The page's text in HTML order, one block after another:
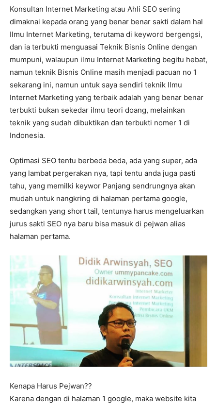
Konsultan Internet Marketing atau Ahli SEO sering
dimaknai kepada orang yang benar benar sakti dalam hal
Ilmu Internet Marketing, terutama di keyword bergengsi,
dan ia terbukti menguasai Teknik Bisnis Online dengan
mumpuni, walaupun ilmu Internet Marketing begitu hebat,
namun teknik Bisnis Online masih menjadi pacuan no 1
sekarang ini, namun untuk saya sendiri teknik Ilmu
Internet Marketing yang terbaik adalah yang benar benar
terbukti bukan sekedar ilmu teori doang, melainkan
teknik yang sudah dibuktikan dan terbukti nomer 1 di
Indonesia.
Optimasi SEO tentu berbeda beda, ada yang super, ada
yang lambat pergerakan nya, tapi tentu anda juga pasti
tahu, yang memilki keywor Panjang sendrungnya akan
mudah untuk nangkring di halaman pertama google,
sedangkan yang short tail, tentunya harus mengeluarkan
jurus sakti SEO nya baru bisa masuk di pejwan alias
halaman pertama.
Kenapa Harus Pejwan??
Karena dengan di halaman 1 google, maka website kita